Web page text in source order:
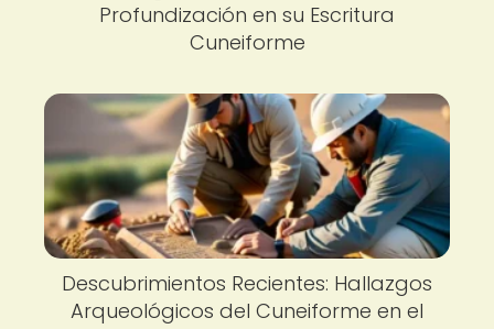
Profundización en su Escritura
Cuneiforme
Descubrimientos Recientes: Hallazgos
Arqueológicos del Cuneiforme en el